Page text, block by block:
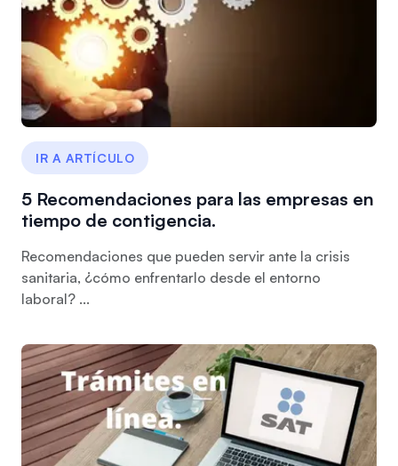
IR A ARTÍCULO
5 Recomendaciones para las empresas en
tiempo de contigencia.
Recomendaciones que pueden servir ante la crisis
sanitaria, ¿cómo enfrentarlo desde el entorno
laboral? ...